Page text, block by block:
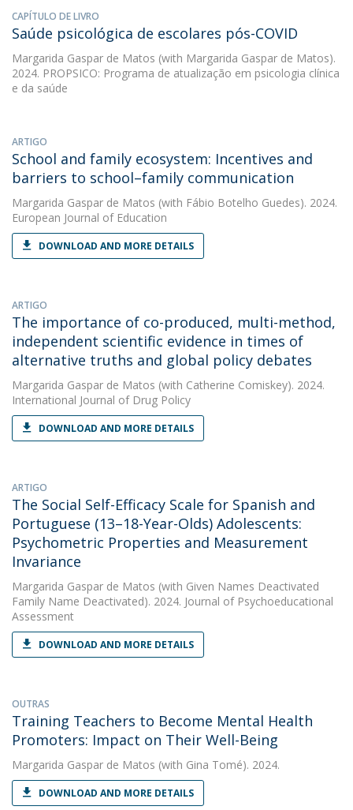
CAPÍTULO DE LIVRO
Saúde psicológica de escolares pós-COVID
Margarida Gaspar de Matos (with Margarida Gaspar de Matos).
2024. PROPSICO: Programa de atualização em psicologia clínica
e da saúde
ARTIGO
School and family ecosystem: Incentives and
barriers to school–family communication
Margarida Gaspar de Matos (with Fábio Botelho Guedes). 2024.
European Journal of Education
DOWNLOAD AND MORE DETAILS
ARTIGO
The importance of co-produced, multi-method,
independent scientific evidence in times of
alternative truths and global policy debates
Margarida Gaspar de Matos (with Catherine Comiskey). 2024.
International Journal of Drug Policy
DOWNLOAD AND MORE DETAILS
ARTIGO
The Social Self-Efficacy Scale for Spanish and
Portuguese (13–18-Year-Olds) Adolescents:
Psychometric Properties and Measurement
Invariance
Margarida Gaspar de Matos (with Given Names Deactivated
Family Name Deactivated). 2024. Journal of Psychoeducational
Assessment
DOWNLOAD AND MORE DETAILS
OUTRAS
Training Teachers to Become Mental Health
Promoters: Impact on Their Well-Being
Margarida Gaspar de Matos (with Gina Tomé). 2024.
DOWNLOAD AND MORE DETAILS